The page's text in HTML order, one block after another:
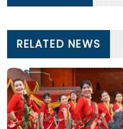
RELATED NEWS